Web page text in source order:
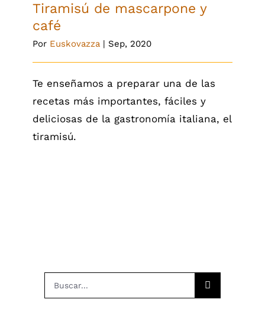
Tiramisú de mascarpone y
café
Por Euskovazza | Sep, 2020
Te enseñamos a preparar una de las
recetas más importantes, fáciles y
deliciosas de la gastronomía italiana, el
tiramisú.
Buscar: